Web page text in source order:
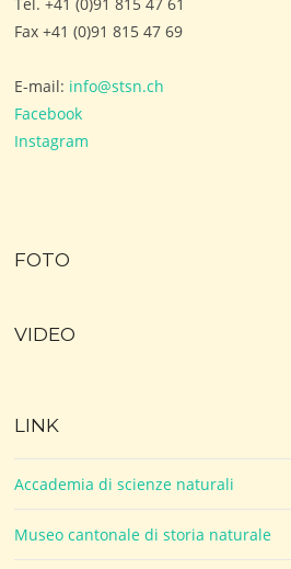
Fax +41 (0)91 815 47 69
E-mail: info@stsn.ch
Facebook
Instagram
FOTO
VIDEO
LINK
Accademia di scienze naturali
Museo cantonale di storia naturale